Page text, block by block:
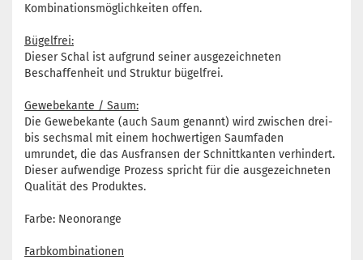
Kombinationsmöglichkeiten offen.
Bügelfrei:
Dieser Schal ist aufgrund seiner ausgezeichneten
Beschaffenheit und Struktur bügelfrei.
Gewebekante / Saum:
Die Gewebekante (auch Saum genannt) wird zwischen drei-
bis sechsmal mit einem hochwertigen Saumfaden
umrundet, die das Ausfransen der Schnittkanten verhindert.
Dieser aufwendige Prozess spricht für die ausgezeichneten
Qualität des Produktes.
Farbe: Neonorange
Farbkombinationen